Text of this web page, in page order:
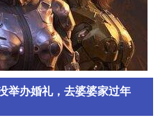
举办婚礼，去婆婆家过年